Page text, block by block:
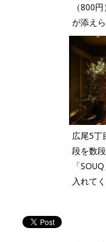
（800
が添え
広尾5丁
段を数
「
入れてく